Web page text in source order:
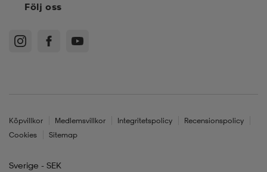
Följ oss
Köpvillkor Medlemsvillkor Integritetspolicy
Recensionspolicy
Cookies
Sitemap
Sverige - SEK